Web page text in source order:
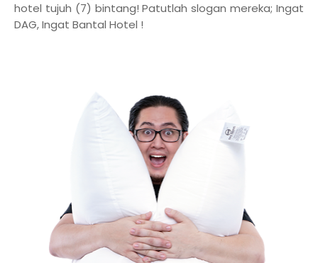
hotel tujuh (7) bintang! Patutlah slogan mereka; Ingat
DAG, Ingat Bantal Hotel !